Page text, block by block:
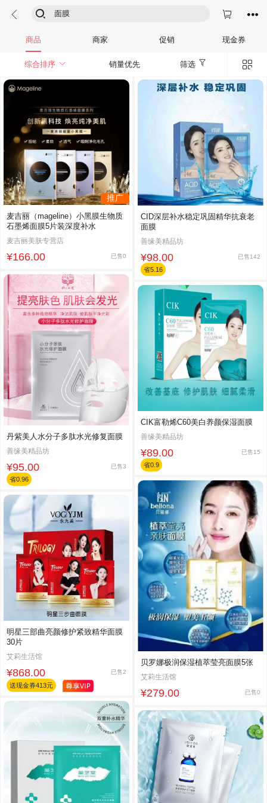
  

商品 商家 促销 现金券
综合排序  销量优先 筛选 
推广
麦吉丽（mageline）小黑膜生物质
石墨烯面膜5片装深度补水
麦吉丽美肤专营店
¥166.00 已售0
丹紫美人水分子多肽水光修复面膜
善缘美精品坊
¥95.00 已售3
省0.96
明星三部曲亮颜修护紧致精华面膜
30片
艾莉生活馆
¥868.00 已售2
送现金券413元
CID深层补水稳定巩固精华抗衰老
面膜
善缘美精品坊
¥98.00 已售142
省5.16
CIK富勒烯C60美白养颜保湿面膜
善缘美精品坊
¥89.00 已售15
省0.9
贝罗娜极润保湿植萃莹亮面膜5张
艾莉生活馆
¥279.00 已售0